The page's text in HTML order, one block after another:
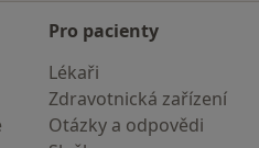
Pro pacienty
Lékaři
Zdravotnická zařízení
Otázky a odpovědi